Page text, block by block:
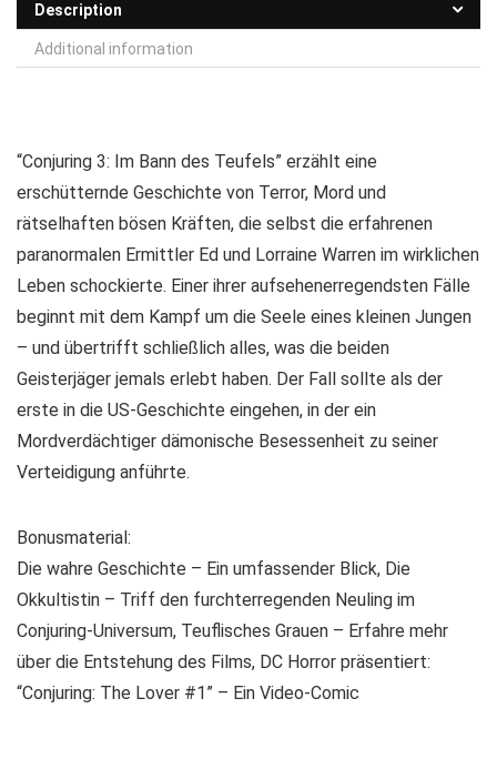
Description
Additional information
“Conjuring 3: Im Bann des Teufels” erzählt eine
erschütternde Geschichte von Terror, Mord und
rätselhaften bösen Kräften, die selbst die erfahrenen
paranormalen Ermittler Ed und Lorraine Warren im wirklichen
Leben schockierte. Einer ihrer aufsehenerregendsten Fälle
beginnt mit dem Kampf um die Seele eines kleinen Jungen
– und übertrifft schließlich alles, was die beiden
Geisterjäger jemals erlebt haben. Der Fall sollte als der
erste in die US-Geschichte eingehen, in der ein
Mordverdächtiger dämonische Besessenheit zu seiner
Verteidigung anführte.
Bonusmaterial:
Die wahre Geschichte – Ein umfassender Blick, Die
Okkultistin – Triff den furchterregenden Neuling im
Conjuring-Universum, Teuflisches Grauen – Erfahre mehr
über die Entstehung des Films, DC Horror präsentiert:
“Conjuring: The Lover #1” – Ein Video-Comic